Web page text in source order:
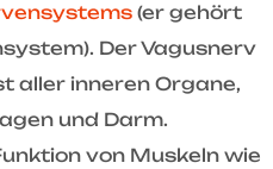
(er gehört
Der Vagusnerv
aller inneren Organe,
und Darm.
von Muskeln wie